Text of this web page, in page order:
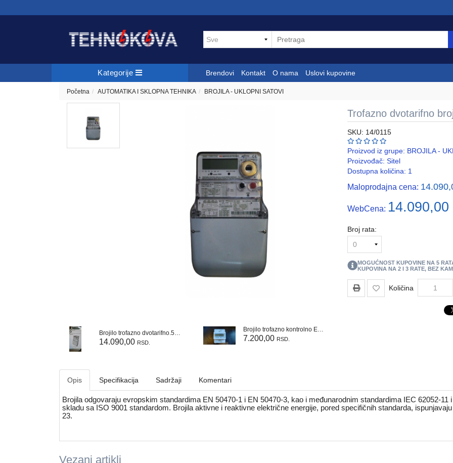
Kategorije Brendovi Kontakt O nama Uslovi kupovine
Početna AUTOMATIKA I SKLOPNA TEHNIKA BROJILA - UKLOPNI SATOVI
Trofazno dvotarifno
SKU: 14/0115
Proizvod iz grupe: BROJILA -
Proizvođač: Sitel
Dostupna količina: 1
Maloprodajna cena:
WebCena: 14.090,00
Broj rata:
MOGUĆNOST KUPOVINE NA 5
KUPOVINA NA 2 I 3 RATE, BEZ
Količina
Brojilo trofazno dvotarifno.5-60A / DLMS-BG Sitel
14.090,00 RSD.
Brojilo trofazno kontrolno ELMARK
7.200,00 RSD.
Opis Specifikacija Sadržaji Komentari
Brojila odgovaraju evropskim standardima EN 50470-1 i EN 50470-3, kao i međunarodnim standardima IEC 62052-
skladu sa ISO 9001 standardom. Brojila aktivne i reaktivne električne energije, pored specifičnih standarda,
23.
Vezani artikli